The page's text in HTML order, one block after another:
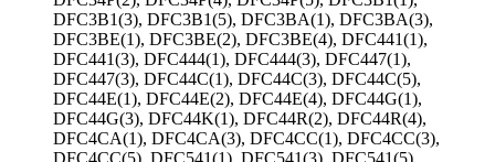
DFC3B1(3), DFC3B1(5), DFC3BA(1), DFC3BA(3),
DFC3BE(1), DFC3BE(2), DFC3BE(4), DFC441(1),
DFC441(3), DFC444(1), DFC444(3), DFC447(1),
DFC447(3), DFC44C(1), DFC44C(3), DFC44C(5),
DFC44E(1), DFC44E(2), DFC44E(4), DFC44G(1),
DFC44G(3), DFC44K(1), DFC44R(2), DFC44R(4),
DFC4CA(1), DFC4CA(3), DFC4CC(1), DFC4CC(3),
DFC4CC(5), DFC541(1), DFC541(3), DFC541(5),